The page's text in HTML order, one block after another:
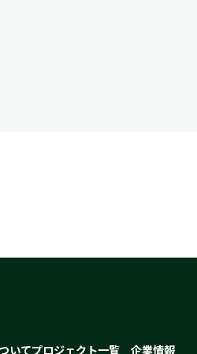
いてプロジェクト一覧 企業情報